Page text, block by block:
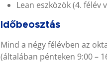
Lean eszközök (4. félév
Időbeosztás
Mind a négy félévben az
(általában pénteken 9:00 –